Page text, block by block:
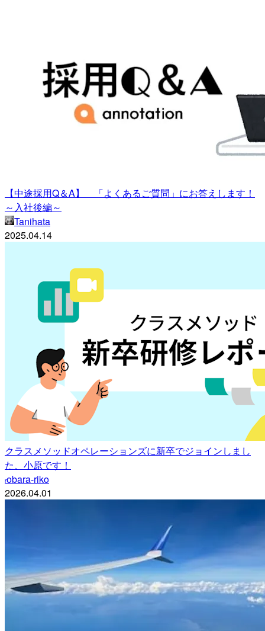
【中途採用Q＆A】 「よくあるご質問」にお答えします！
～入社後編～
Tanihata
2025.04.14
クラスメソッドオペレーションズに新卒でジョインしまし
た、小原です！
robara-riko
2026.04.01